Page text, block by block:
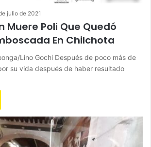
julio de 2021
Muere Poli Que Quedó
En Chilchota
Lino Gochi Después de poco más de
su vida después de haber resultado